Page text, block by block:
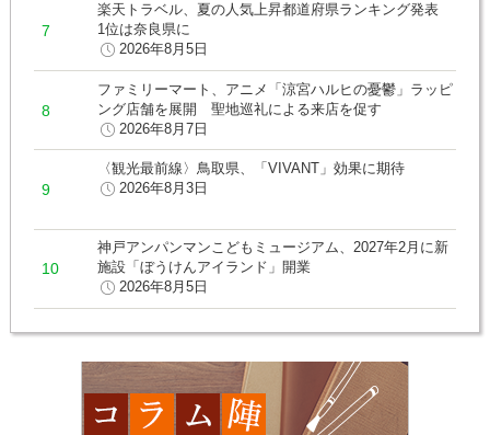
楽天トラベル、夏の人気上昇都道府県ランキング発表
1位は奈良県に
2026年8月5日
ファミリーマート、アニメ「涼宮ハルヒの憂鬱」ラッピ
ング店舗を展開 聖地巡礼による来店を促す
2026年8月7日
〈観光最前線〉鳥取県、「VIVANT」効果に期待
2026年8月3日
神戸アンパンマンこどもミュージアム、2027年2月に新
施設「ぼうけんアイランド」開業
2026年8月5日